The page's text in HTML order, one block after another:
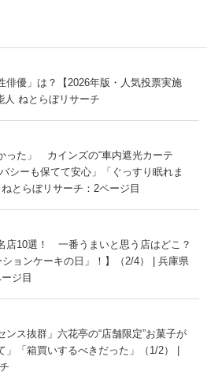
俳優」は？【2026年版・人気投票実施
人 ねとらぼリサーチ
った」 カインズの“車内遮光カーテ
シーも保てて安心」「ぐっすり眠れま
とらぼリサーチ：2ページ目
店10選！ 一番うまいと思う店はどこ？
ションケーキの日」！】（2/4） | 兵庫県
ジ目
ンス抜群」六花亭の“店舗限定”お菓子が
「箱買いするべきだった」（1/2） |